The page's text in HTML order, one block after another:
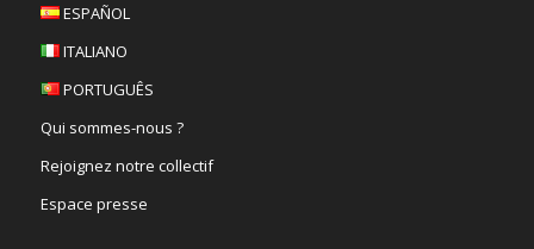
ESPAÑOL
ITALIANO
PORTUGUÊS
Qui sommes-nous ?
Rejoignez notre collectif
Espace presse